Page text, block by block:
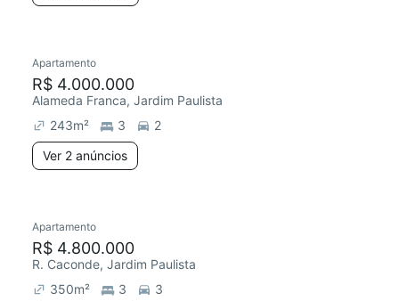
Apartamento
R$ 4.000.000
Alameda Franca, Jardim Paulista
243m² 3
2
Ver 2 anúncios
Apartamento
R$ 4.800.000
R. Caconde, Jardim Paulista
350m² 3
3